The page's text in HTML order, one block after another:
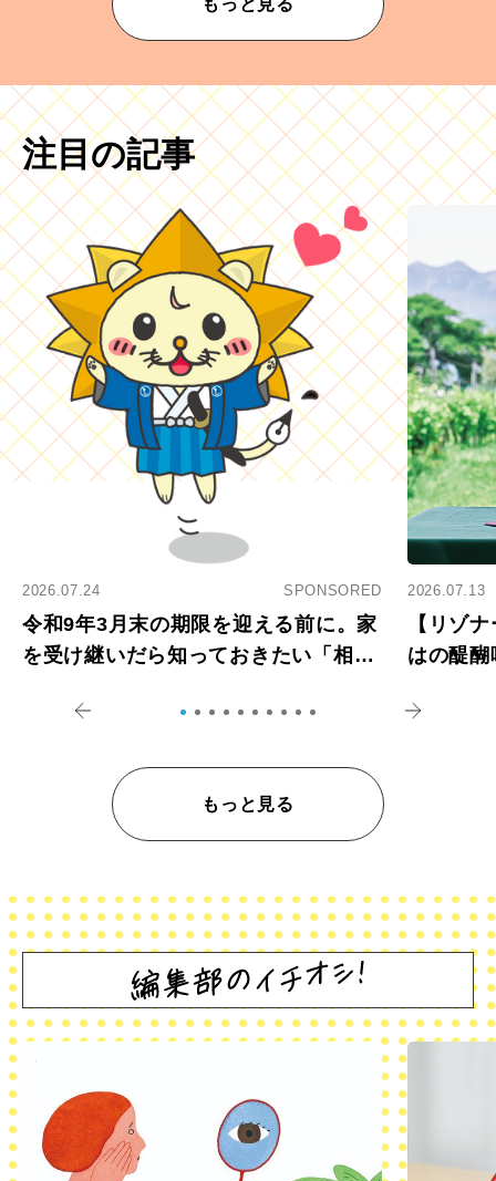
注目の記事
2026.07.24 SPONSORED
令和9年3月末の期限を迎える前に。家
を受け継いだら知っておきたい「相続
2026.07.13
【リゾ
はの醍
もっと見る